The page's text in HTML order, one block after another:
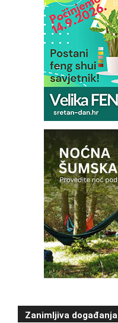
Zanimljiva događanja